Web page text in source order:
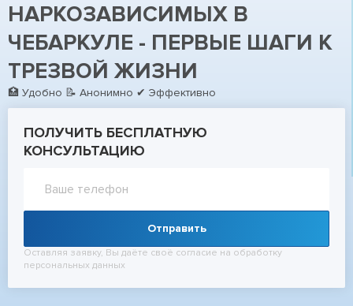
НАРКОЗАВИСИМЫХ В
ЧЕБАРКУЛЕ - ПЕРВЫЕ ШАГИ К
ТРЕЗВОЙ ЖИЗНИ
🏥 Удобно 📝 Анонимно ✔ Эффективно
ПОЛУЧИТЬ БЕСПЛАТНУЮ
КОНСУЛЬТАЦИЮ
Отправить
Оставляя заявку, Вы даёте своё согласие на обработку
персональных данных